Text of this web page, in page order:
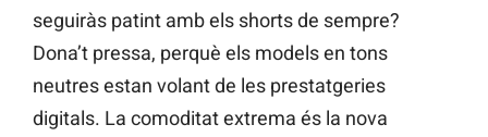
seguiràs patint amb els shorts de sempre?
Dona’t pressa, perquè els models en tons
neutres estan volant de les prestatgeries
digitals. La comoditat extrema és la nova